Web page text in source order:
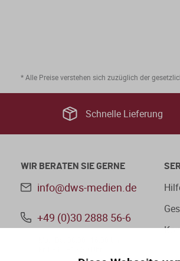
* Alle Preise verstehen sich zuzüglich der
Schnelle Lieferung
WIR BERATEN SIE GERNE
info@dws-medien.de
+49 (0)30 2888 56-6